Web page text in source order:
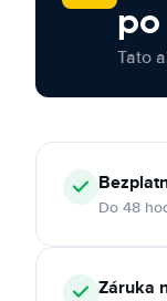
Tato
Do 48
Záruka